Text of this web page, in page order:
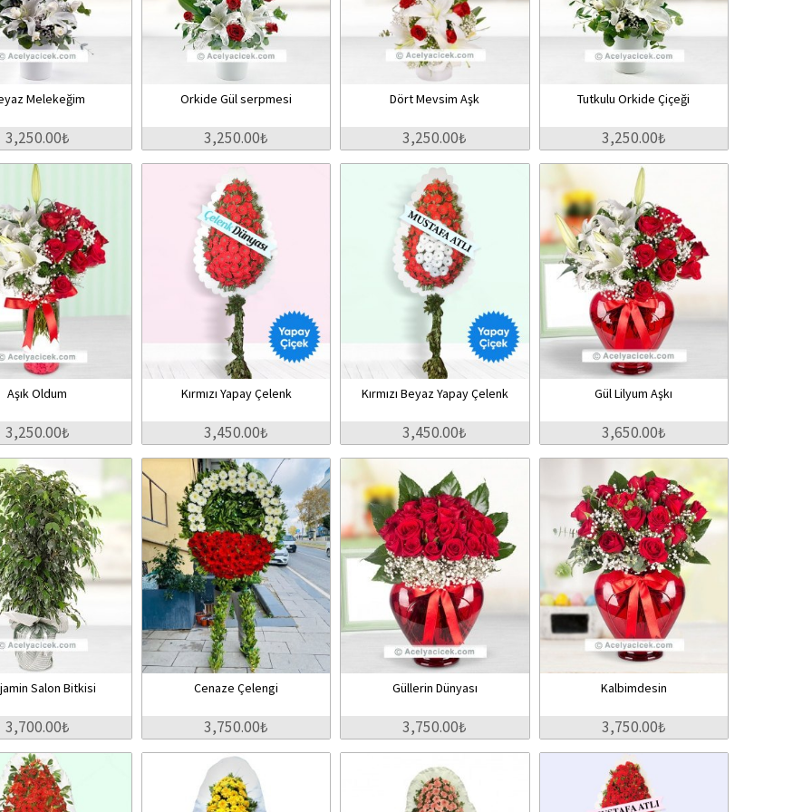
Melekeğim
3,250.00₺
Orkide Gül serpmesi
3,250.00₺
Dört Mevsim Aşk
3,250.00₺
Tutkulu Orkide Çiçeği
3,250.00₺
Aşık Oldum
3,250.00₺
Kırmızı Yapay Çelenk
3,450.00₺
Kırmızı Beyaz Yapay Çelenk
3,450.00₺
Gül Lilyum Aşkı
3,650.00₺
Salon Bitkisi
3,700.00₺
Cenaze Çelengi
3,750.00₺
Güllerin Dünyası
3,750.00₺
Kalbimdesin
3,750.00₺